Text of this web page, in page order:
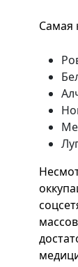
Самая